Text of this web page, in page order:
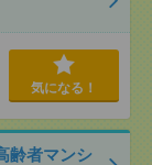
気になる！
齢者マンシ